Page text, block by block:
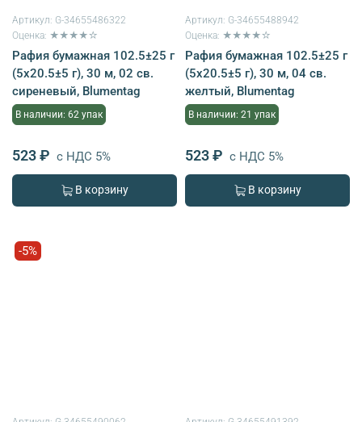
Артикул: G-34655486322
Оценка: ★★★★☆
Рафия бумажная 102.5±25 г
(5х20.5±5 г), 30 м, 02 св.
сиреневый, Blumentag
В наличии: 62 упак
523 ₽ с НДС 5%
В корзину
Артикул: G-34655488942
Оценка: ★★★★☆
Рафия бумажная 102.5±25 г
(5х20.5±5 г), 30 м, 04 св.
желтый, Blumentag
В наличии: 21 упак
523 ₽ с НДС 5%
В корзину
-5%